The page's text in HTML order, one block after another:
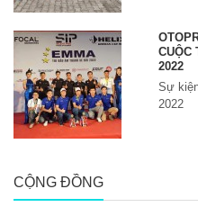
CUỘC
2022
Sự
2022
CỘNG ĐỒNG